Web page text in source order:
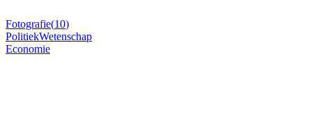
Fotografie(10)
PolitiekWetenschap
Economie